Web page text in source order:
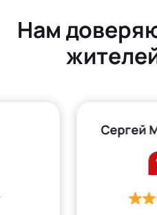
Нам
Сергей